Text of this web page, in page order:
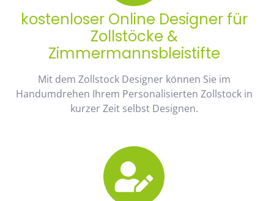
kostenloser Online Designer für
Zollstöcke &
Zimmermannsbleistifte
Mit dem Zollstock Designer können Sie im
Handumdrehen Ihrem Personalisierten Zollstock in
kurzer Zeit selbst Designen.